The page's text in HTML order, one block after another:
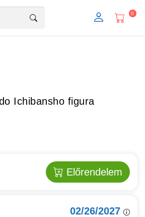
0
Ichibansho figura
Előrendelem
02/26/2027